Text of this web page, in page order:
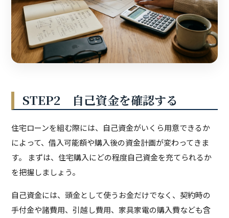
STEP2 自己資金を確認する
住宅ローンを組む際には、自己資金がいくら用意できるか
によって、借入可能額や購入後の資金計画が変わってきま
す。 まずは、住宅購入にどの程度自己資金を充てられるか
を把握しましょう。
自己資金には、頭金として使うお金だけでなく、契約時の
手付金や諸費用、引越し費用、家具家電の購入費なども含